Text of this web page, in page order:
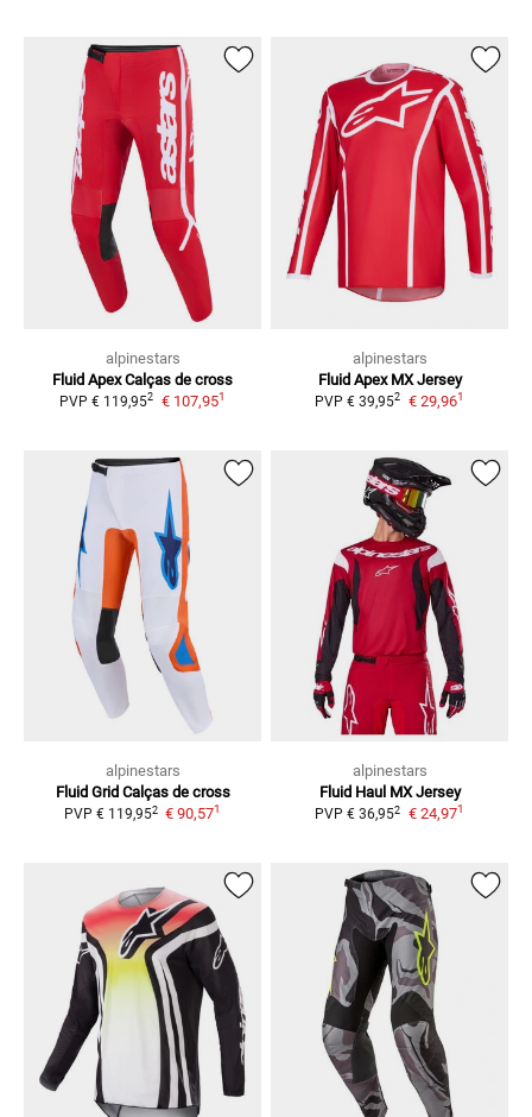
alpinestars
Fluid Apex Calças de cross
PVP € 119,952 € 107,951
alpinestars
Fluid Apex MX Jersey
PVP € 39,952 € 29,961
alpinestars
Fluid Grid Calças de cross
PVP € 119,952 € 90,571
alpinestars
Fluid Haul MX Jersey
PVP € 36,952 € 24,971